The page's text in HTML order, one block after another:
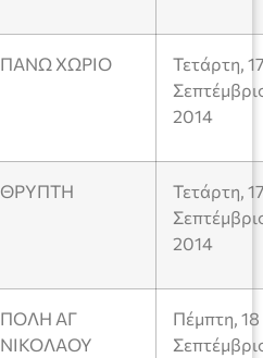
ΠΑΝΩ ΧΩΡΙΟ
Τετάρτη,
2014
ΘΡΥΠΤΗ
Τετάρτη,
2014
ΠΟΛΗ ΑΓ
ΝΙΚΟΛΑΟΥ
Πέμπτη, 18